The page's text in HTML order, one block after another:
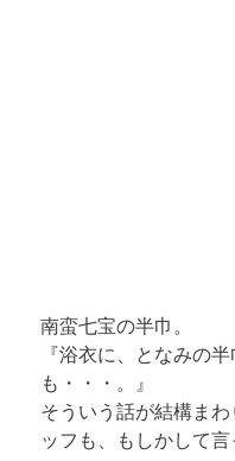
南蛮七宝の半巾。
『浴衣に、となみの
も・・・。』
そういう話が結構ま
ッフも、もしかして言